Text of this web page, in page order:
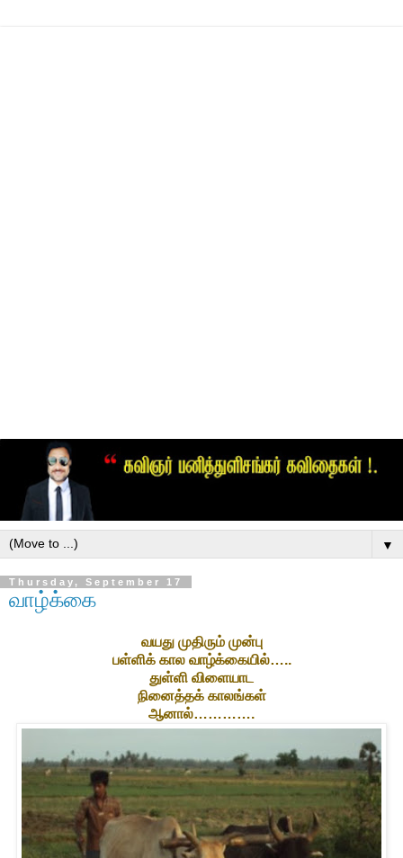
▼
Thursday, September 17
வாழ்க்கை
வயது முதிரும் முன்பு
பள்ளிக் கால வாழ்க்கையில்…..
துள்ளி விளையாட
நினைத்தக் காலங்கள்
ஆனால்………….